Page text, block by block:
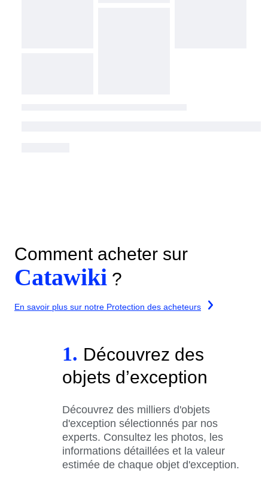
Comment acheter sur
Catawiki ?
En savoir plus sur notre Protection des acheteurs
1. Découvrez des
objets d’exception
Découvrez des milliers d'objets
d'exception sélectionnés par nos
experts. Consultez les photos, les
informations détaillées et la valeur
estimée de chaque objet d'exception.